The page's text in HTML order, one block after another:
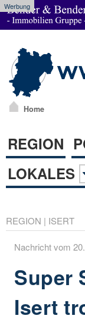
Werbung
Home
REGION
LOKALES
REGION | ISERT
Nachricht vom
Super
Isert